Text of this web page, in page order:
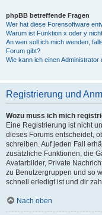
phpBB betreffende Fragen
Wer hat diese Forensoftware
Warum ist Funktion x oder y
An wen soll ich mich wenden,
Forum gibt?
Wie kann ich einen
Registrierung und
Wozu muss ich mich
Eine Registrierung ist nicht
dieses Forums entscheidet,
schreiben. Auf jeden Fall
zusätzliche Funktionen, die
Avatarbilder, Private
zu Benutzergruppen und so
schnell erledigt ist und dir
Nach oben